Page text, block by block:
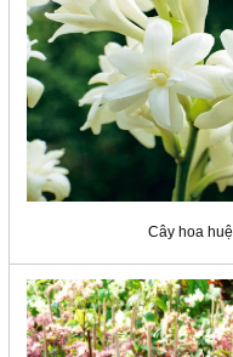
Cây hoa huệ